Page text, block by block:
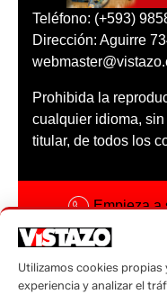
Teléfono: (+593)
Dirección: Aguirre
Prohibida la
cualquier idioma,
titular, de todos los
Empieza a
Código
Utilizamos cookies
experiencia y analizar el